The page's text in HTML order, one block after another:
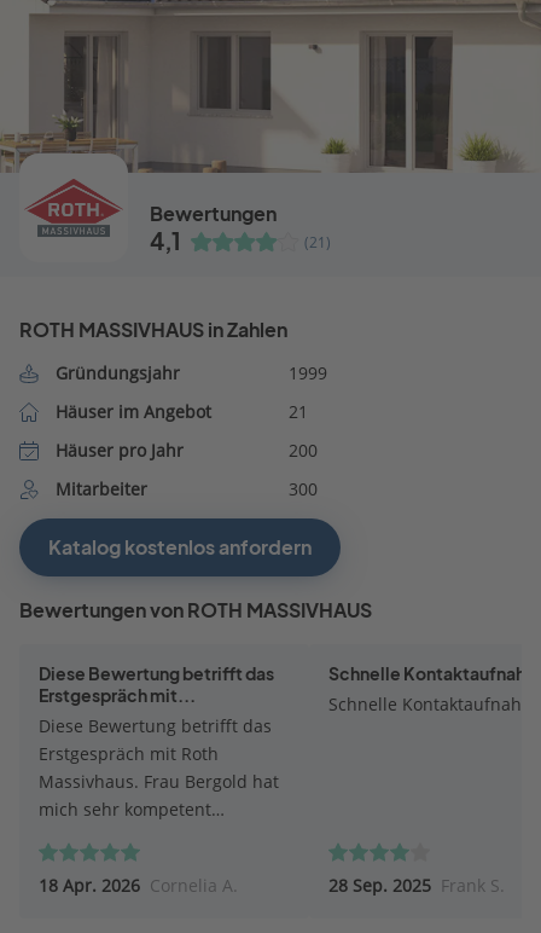
Bewertungen
4,1 (21)
ROTH MASSIVHAUS in Zahlen
Gründungsjahr
1999
Häuser im Angebot
21
Häuser pro Jahr
200
Mitarbeiter
300
Katalog kostenlos anfordern
Bewertungen von ROTH MASSIVHAUS
Diese Bewertung betrifft das
Erstgespräch mit...
Diese Bewertung betrifft das
Erstgespräch mit Roth
Massivhaus. Frau Bergold hat
mich sehr kompetent
Besonders war, dass sie auf
die Besonderheiten des
18 Apr. 2026 Cornelia A.
Schnelle
Schnelle
28 Sep. 2025 Frank S.